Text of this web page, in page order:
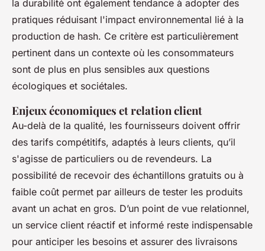
la durabilité ont également tendance à adopter des
pratiques réduisant l'impact environnemental lié à la
production de hash. Ce critère est particulièrement
pertinent dans un contexte où les consommateurs
sont de plus en plus sensibles aux questions
écologiques et sociétales.
Enjeux économiques et relation client
Au-delà de la qualité, les fournisseurs doivent offrir
des tarifs compétitifs, adaptés à leurs clients, qu’il
s'agisse de particuliers ou de revendeurs. La
possibilité de recevoir des échantillons gratuits ou à
faible coût permet par ailleurs de tester les produits
avant un achat en gros. D’un point de vue relationnel,
un service client réactif et informé reste indispensable
pour anticiper les besoins et assurer des livraisons